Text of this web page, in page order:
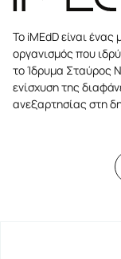
Το iMEdD είναι
οργανισμός που
το Ίδρυμα Σταύρος
ενίσχυση της
ανεξαρτησίας στη